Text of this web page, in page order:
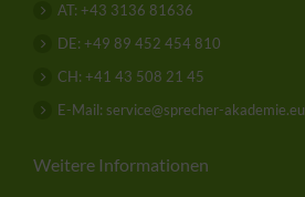
AT: +43 3136 81636
DE: +49 89 452 454 810
CH: +41 43 508 21 45
E-Mail: service@sprecher-akademie.eu
Weitere Informationen